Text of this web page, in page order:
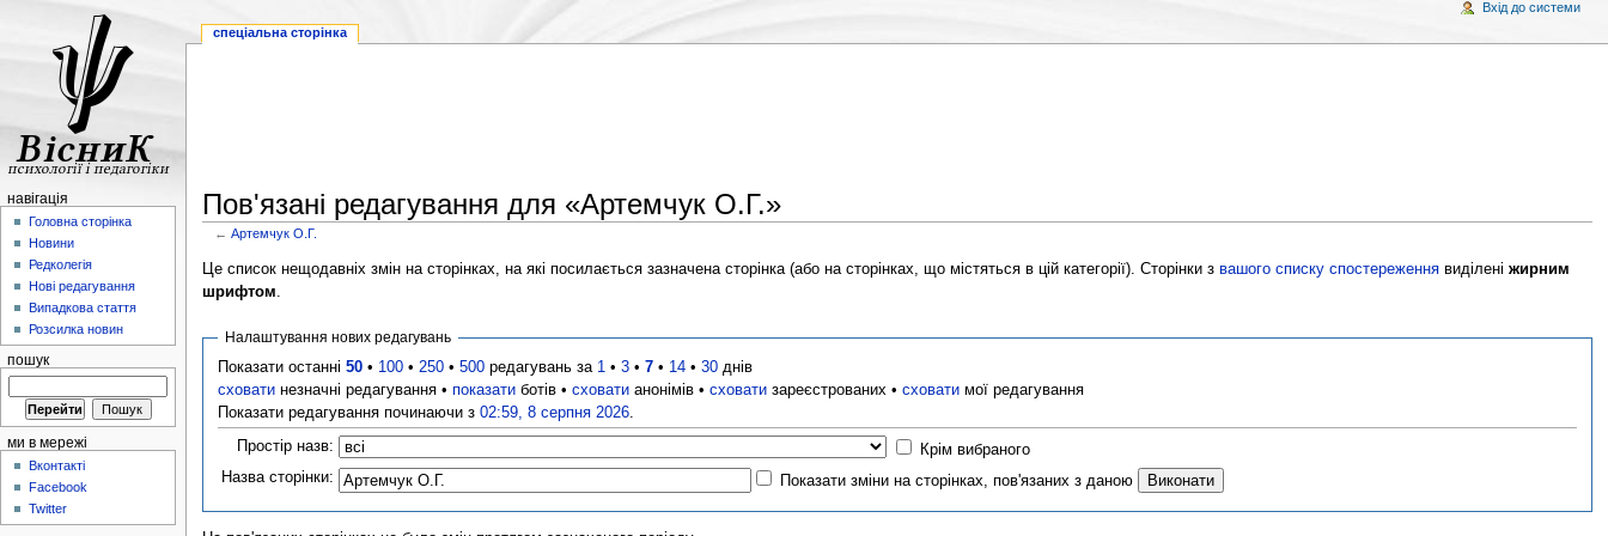
Пов'язані редагування для «Артемчук О.Г.»
←Артемчук О.Г.
Це список нещодавніх змін на сторінках, на які посилається зазначена сторінка (або на сторінках, що містяться в цій категорії). Сторінки з вашого списку спостереженнявиділені жирним
шрифтом
Налаштування нових редагувань
Показати останні50 • 100 • 250 •500 редагувань за 1 •3 •7 • 14 •30 днів
сховати незначні редагування •показати ботів •сховати анонімів •сховати зареєстрованих •сховати мої редагування
Показати редагування починаючи з02:59, 8 серпня 2026
Простір назв:
Крім вибраного
Назва сторінки:
Показати зміни на сторінках, пов'язаних з даною
спеціальна сторінка
Вхід до системи
навігація
Головна сторінка
Новини
Редколегія
Нові редагування
Випадкова стаття
Розсилка новин
пошук
ми в мережі
Вконтакті
Facebook
Twitter